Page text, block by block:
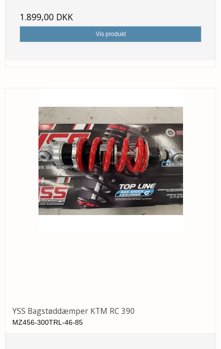
1.899,00 DKK
Vis produkt
YSS Bagstøddæmper KTM RC 390
MZ456-300TRL-46-85